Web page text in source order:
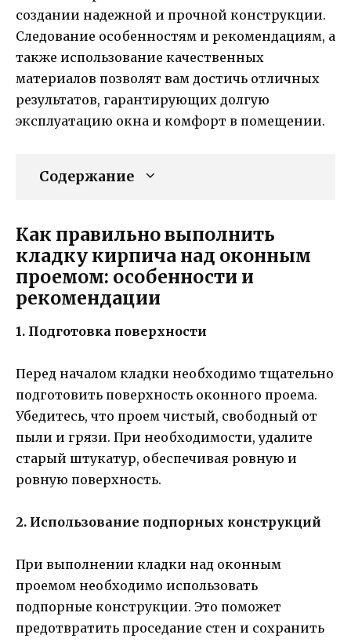
создании надежной и прочной конструкции.
Следование особенностям и рекомендациям, а
также использование качественных
материалов позволят вам достичь отличных
результатов, гарантирующих долгую
эксплуатацию окна и комфорт в помещении.
Содержание
Как правильно выполнить
кладку кирпича над оконным
проемом: особенности и
рекомендации
1. Подготовка поверхности
Перед началом кладки необходимо тщательно
подготовить поверхность оконного проема.
Убедитесь, что проем чистый, свободный от
пыли и грязи. При необходимости, удалите
старый штукатур, обеспечивая ровную и
ровную поверхность.
2. Использование подпорных конструкций
При выполнении кладки над оконным
проемом необходимо использовать
подпорные конструкции. Это поможет
предотвратить проседание стен и сохранить